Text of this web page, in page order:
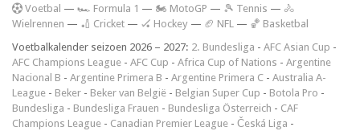
Voetbal — 🏎️ Formula 1 — 🏍 MotoGP — 🎾 Tennis — 🚴
Wielrennen — 🏏 Cricket — 🏑 Hockey — 🏈 NFL — 🏀 Basketbal
Voetbalkalender seizoen 2026 – 2027: 2. Bundesliga - AFC Asian Cup -
AFC Champions League - AFC Cup - Africa Cup of Nations - Argentine
Nacional B - Argentine Primera B - Argentine Primera C - Australia A-
League - Beker - Beker van België - Belgian Super Cup - Botola Pro -
Bundesliga - Bundesliga Frauen - Bundesliga Österreich - CAF
Champions League - Canadian Premier League - Česká Liga -